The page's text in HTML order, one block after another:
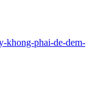
khong-phai-de-dem-